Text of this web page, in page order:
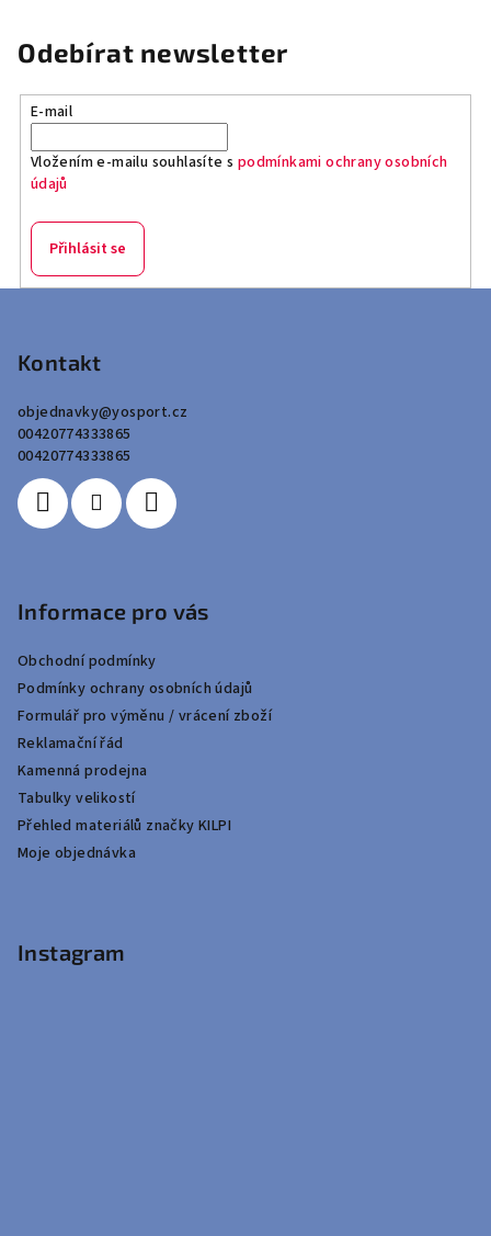
Odebírat newsletter
E-mail
Vložením e-mailu souhlasíte s podmínkami ochrany osobních
údajů
Přihlásit se
Kontakt
objednavky@yosport.cz
00420774333865
00420774333865
Informace pro vás
Obchodní podmínky
Podmínky ochrany osobních údajů
Formulář pro výměnu / vrácení zboží
Reklamační řád
Kamenná prodejna
Tabulky velikostí
Přehled materiálů značky KILPI
Moje objednávka
Instagram